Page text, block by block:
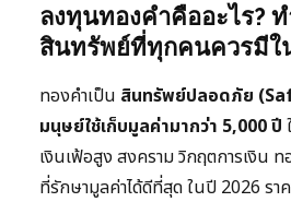
ลงทุนทองคำคืออะไร?
สินทรัพย์ที่ทุกคนควรมีใ
ทองคำเป็น สินทรัพย์ปลอดภัย
มนุษย์ใช้เก็บมูลค่ามากว่า 5,000 ปี
เงินเฟ้อสูง สงคราม วิกฤตการเงิน
ที่รักษามูลค่าได้ดีที่สุด ในปี 2026 รา